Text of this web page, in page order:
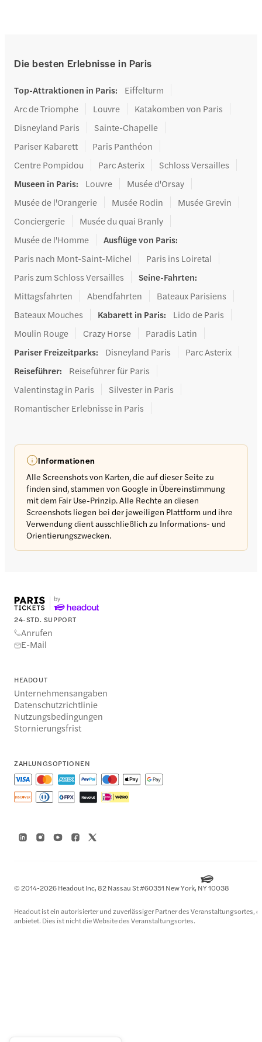
Die besten Erlebnisse in Paris
Top-Attraktionen in Paris:
Eiffelturm
Arc de Triomphe
Louvre
Katakomben von Paris
Disneyland Paris
Sainte-Chapelle
Pariser Kabarett
Paris Panthéon
Centre Pompidou
Parc Asterix
Schloss Versailles
Museen in Paris: Louvre
Musée d'Orsay
Musée de l'Orangerie
Musée Rodin
Musée Grevin
Conciergerie
Musée du quai Branly
Musée de l'Homme
Ausflüge von Paris:
Paris nach Mont-Saint-Michel
Paris ins Loiretal
Paris zum Schloss Versailles
Seine-Fahrten:
Mittagsfahrten
Abendfahrten
Bateaux Parisiens
Bateaux Mouches
Kabarett in Paris:
Lido de Paris
Moulin Rouge
Crazy Horse
Paradis Latin
Pariser Freizeitparks: Disneyland Paris
Parc Asterix
Reiseführer:
Reiseführer für Paris
Valentinstag in Paris
Silvester in Paris
Romantischer Erlebnisse in Paris
Informationen
Alle Screenshots von Karten, die auf dieser Seite zu
finden sind, stammen von Google in Übereinstimmung
mit dem Fair Use-Prinzip. Alle Rechte an diesen
Screenshots liegen bei der jeweiligen Plattform und ihre
Verwendung dient ausschließlich zu Informations- und
Orientierungszwecken.
24-STD. SUPPORT
Anrufen
E-Mail
HEADOUT
Unternehmensangaben
Datenschutzrichtlinie
Nutzungsbedingungen
Stornierungsfrist
ZAHLUNGSOPTIONEN
© 2014-2026 Headout Inc, 82 Nassau St #60351 New York, NY 10038
Headout ist ein autorisierter und zuverlässiger Partner des Veranstaltungsortes,
anbietet. Dies ist nicht die Website des Veranstaltungsortes.